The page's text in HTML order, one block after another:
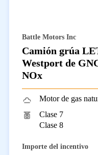
Battle Motors Inc
Camión grúa
Westport de
NOx
Motor de gas
Clase 7
Clase 8
Importe del incentivo